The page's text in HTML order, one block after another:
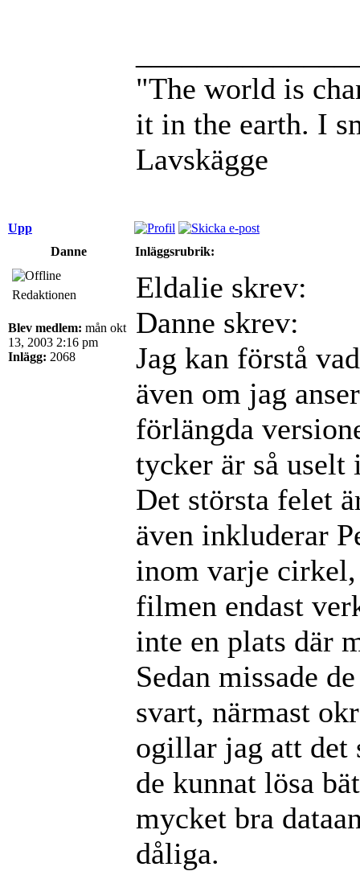
"The world is
it in the earth. I
Lavskägge
Upp
Danne
Inläggsrubrik:
Redaktionen
Blev medlem: mån okt
13, 2003 2:16 pm
Inlägg: 2068
Eldalie skrev:
Danne skrev:
Jag kan förstå
även om jag
förlängda
tycker är så
Det största felet
även inkluderar
inom varje
filmen endast
inte en plats där
Sedan missade
svart, närmast
ogillar jag att det
de kunnat lösa
mycket bra
dåliga.